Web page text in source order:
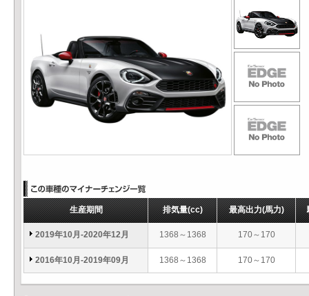
生産期間 排気量(cc) 最高出力(馬力)
2019年10月-2020年12月 1368～1368 170～170
2016年10月-2019年09月 1368～1368 170～170